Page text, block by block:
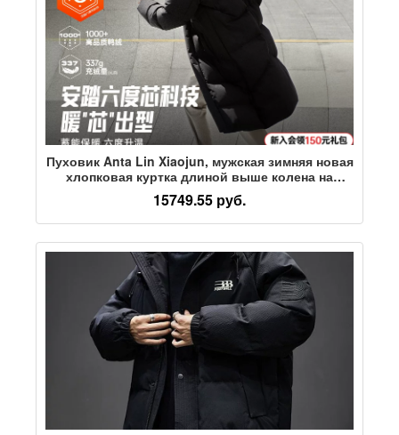
Пуховик Anta Lin Xiaojun, мужская зимняя новая
хлопковая куртка длиной выше колена на
утином пуху, теплая спортивная куртка, топ
15749.55 руб.